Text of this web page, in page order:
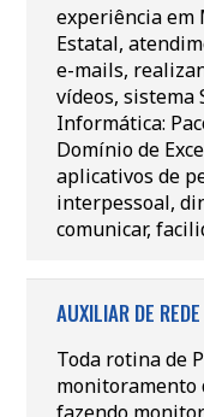
experiência em
Estatal,
e-mails,
vídeos, sistema
Informática:
Domínio de
aplicativos de
interpessoal,
comunicar,
AUXILIAR DE
Toda rotina de
monitoramento